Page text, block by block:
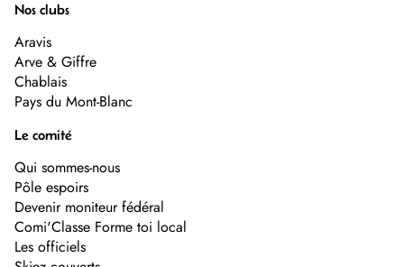
Nos clubs
Aravis
Arve & Giffre
Chablais
Pays du Mont-Blanc
Le comité
Qui sommes-nous
Pôle espoirs
Devenir moniteur fédéral
Comi'Classe Forme toi local
Les officiels